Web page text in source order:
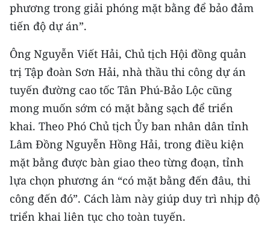
phương trong giải phóng mặt bằng để bảo đảm
tiến độ dự án”.
Ông Nguyễn Viết Hải, Chủ tịch Hội đồng quản
trị Tập đoàn Sơn Hải, nhà thầu thi công dự án
tuyến đường cao tốc Tân Phú-Bảo Lộc cũng
mong muốn sớm có mặt bằng sạch để triển
khai. Theo Phó Chủ tịch Ủy ban nhân dân tỉnh
Lâm Đồng Nguyễn Hồng Hải, trong điều kiện
mặt bằng được bàn giao theo từng đoạn, tỉnh
lựa chọn phương án “có mặt bằng đến đâu, thi
công đến đó”. Cách làm này giúp duy trì nhịp độ
triển khai liên tục cho toàn tuyến.